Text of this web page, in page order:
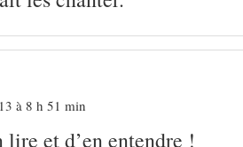
à 8 h 51 min
lire et d’en entendre !